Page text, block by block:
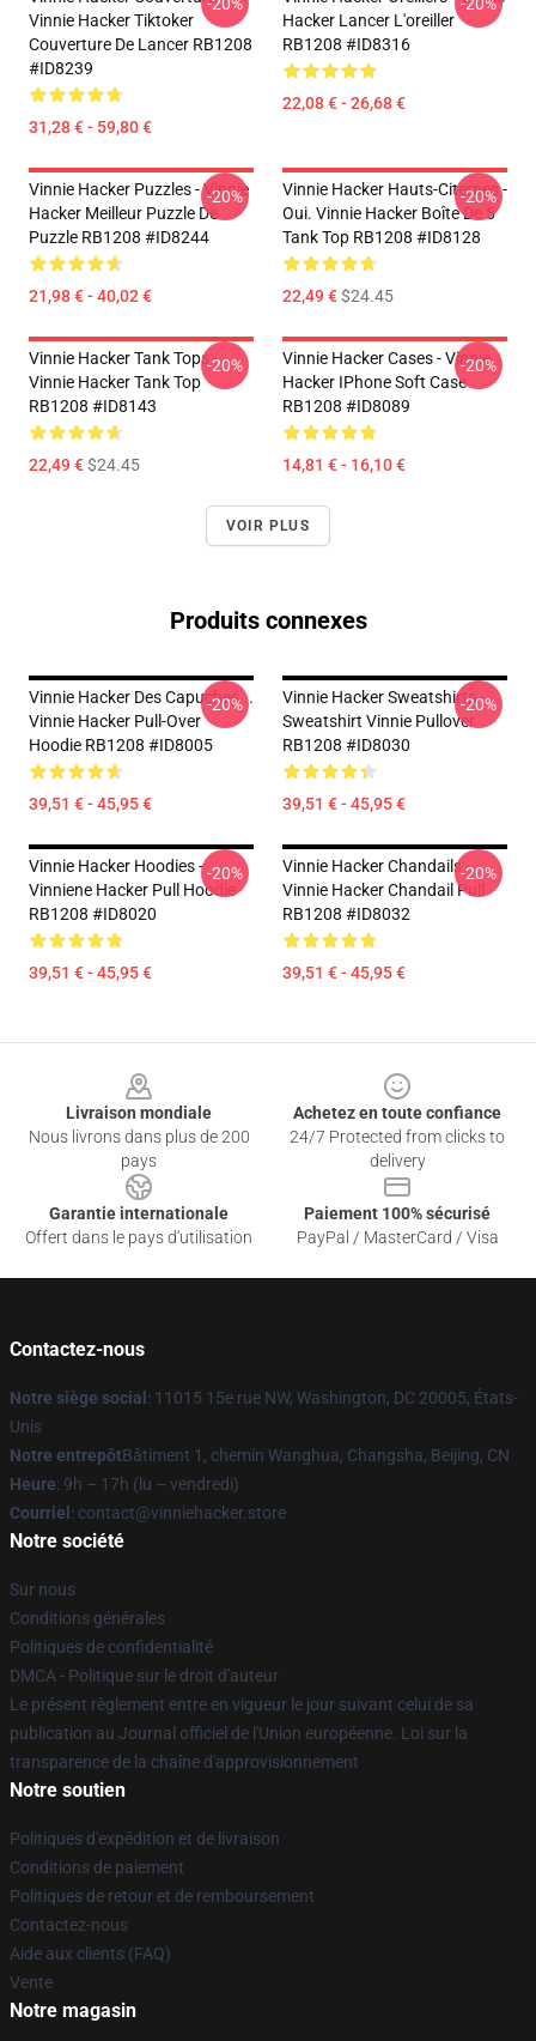
Vinnie Hacker Tiktoker
Couverture De Lancer RB1208
#ID8239
31,28 € - 59,80 €
Hacker Lancer L'oreiller
RB1208 #ID8316
22,08 € - 26,68 €
Vinnie Hacker Puzzles - Vinnie
Hacker Meilleur Puzzle De
Puzzle RB1208 #ID8244
21,98 € - 40,02 €
-20%
Vinnie Hacker Hauts-Citernes -
Oui. Vinnie Hacker Boîte De 5
Tank Top RB1208 #ID8128
22,49 €$24.45
-20%
Vinnie Hacker Tank Tops -
Vinnie Hacker Tank Top
RB1208 #ID8143
22,49 €$24.45
-20%
Vinnie Hacker Cases - Vinnie
Hacker IPhone Soft Case
RB1208 #ID8089
14,81 € - 16,10 €
-20%
VOIR PLUS
Produits connexes
Vinnie Hacker Des Capuches...
Vinnie Hacker Pull-Over
Hoodie RB1208 #ID8005
39,51 € - 45,95 €
-20%
Vinnie Hacker Sweatshirts -
Sweatshirt Vinnie Pullover
RB1208 #ID8030
39,51 € - 45,95 €
-20%
Vinnie Hacker Hoodies -
Vinniene Hacker Pull Hoodie
RB1208 #ID8020
39,51 € - 45,95 €
-20%
Vinnie Hacker Chandails -
Vinnie Hacker Chandail Pull
RB1208 #ID8032
39,51 € - 45,95 €
-20%
Livraison mondiale
Nous livrons dans plus de 200
pays
Achetez en toute confiance
24/7 Protected from clicks to
delivery
Garantie internationale
Offert dans le pays d'utilisation
Paiement 100% sécurisé
PayPal / MasterCard / Visa
Contactez-nous
Notre siège social : 11015 15e rue NW, Washington, DC 20005, États-
Unis
Notre entrepôtBâtiment 1, chemin Wanghua, Changsha, Beijing, CN
Heure: 9h – 17h (lu – vendredi)
Courriel : contact@vinniehacker.store
Notre société
Sur nous
Conditions générales
Politiques de confidentialité
DMCA - Politique sur le droit d'auteur
Le présent règlement entre en vigueur le jour suivant celui de sa
publication au Journal officiel de l'Union européenne. Loi sur la
transparence de la chaîne d'approvisionnement
Notre soutien
Politiques d'expédition et de livraison
Conditions de paiement
Politiques de retour et de remboursement
Contactez-nous
Aide aux clients (FAQ)
Vente
Notre magasin